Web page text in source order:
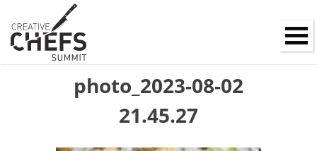
photo_2023-08-02
21.45.27